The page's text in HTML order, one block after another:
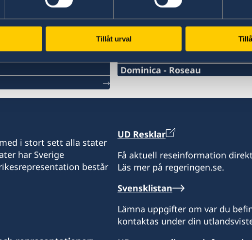
Tillåt urval
Svenska konsulat
Dominica - Roseau
Email adress konsulat
Sveriges konsulat
71 Old Street
Roseau
Dominica
i stort sett alla stater
har Sverige
består
UD Resklar
Få aktuell reseinformation
Läs mer på regeringen.se.
Svensklistan
Lämna uppgifter om var du
kontaktas under din